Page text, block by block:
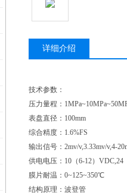
详细介绍
技术参数：
压力量程：
表盘直径： 100mm
综合精度： 1.6%FS
输出信号： 2mv/v,3.33mv/v,4-
供电电压： 10（6-12）VDC,24
膜片耐温： 0~125~350℃
结构原理：波登管